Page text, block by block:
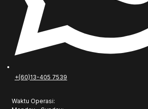
+(60)13-405 7539
Waktu Operasi: